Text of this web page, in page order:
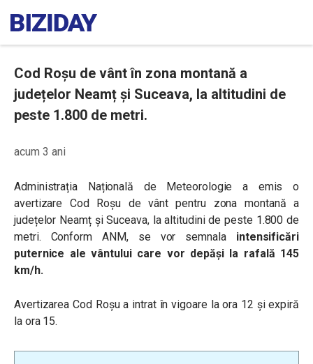
Cod Roșu de vânt în zona montană a
județelor Neamț și Suceava, la altitudini de
peste 1.800 de metri.
acum 3 ani
Administrația Națională de Meteorologie a emis o
avertizare Cod Roșu de vânt pentru zona montană a
județelor Neamț și Suceava, la altitudini de peste 1.800 de
metri. Conform ANM, se vor semnala intensificări
puternice ale vântului care vor depăși la rafală 145
km/h.
Avertizarea Cod Roșu a intrat în vigoare la ora 12 și expiră
la ora 15.